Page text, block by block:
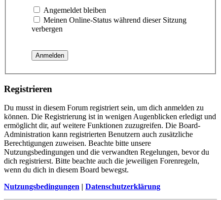
Angemeldet bleiben
Meinen Online-Status während dieser Sitzung
verbergen
Registrieren
Du musst in diesem Forum registriert sein, um dich anmelden zu
können. Die Registrierung ist in wenigen Augenblicken erledigt und
ermöglicht dir, auf weitere Funktionen zuzugreifen. Die Board-
Administration kann registrierten Benutzern auch zusätzliche
Berechtigungen zuweisen. Beachte bitte unsere
Nutzungsbedingungen und die verwandten Regelungen, bevor du
dich registrierst. Bitte beachte auch die jeweiligen Forenregeln,
wenn du dich in diesem Board bewegst.
Nutzungsbedingungen | Datenschutzerklärung